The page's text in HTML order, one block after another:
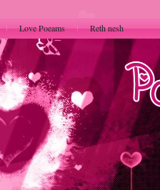
Love Poeams Reth nesh